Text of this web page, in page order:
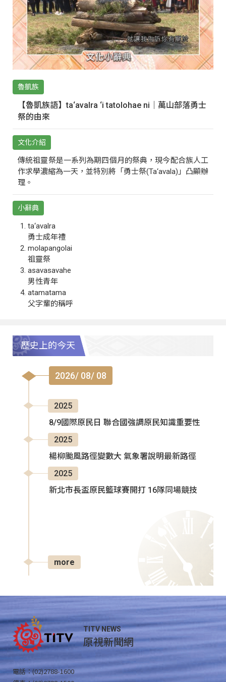
魯凱族
【魯凱族語】ta‘avalra ‘i tatolohae ni｜萬山部落勇士
祭的由來
文化介紹
傳統祖靈祭是一系列為期四個月的祭典，現今配合族人工
作求學濃縮為一天，並特別將「勇士祭(Ta‘avala)」凸顯辦
理。
小辭典
ta‘avalra
勇士成年禮
molapangolai
祖靈祭
asavasavahe
男性青年
atamatama
父字輩的稱呼
歷史上的今天
2026/ 08/ 08
2025
8/9國際原民日 聯合國強調原民知識重要性
2025
楊柳颱風路徑變數大 氣象署說明最新路徑
2025
新北市長盃原民籃球賽開打 16隊同場競技
more
TITV NEWS
原視新聞網
電話：(02)2788-1600